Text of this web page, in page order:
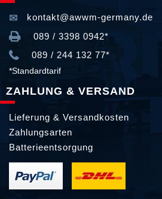
kontakt@awwm-germany.de
089 / 3398 0942*
089 / 244 132 77*
*Standardtarif
ZAHLUNG & VERSAND
Lieferung & Versandkosten
Zahlungsarten
Batterieentsorgung